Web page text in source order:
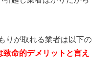
りが取れる業者は以下の
致命的デメリットと言え